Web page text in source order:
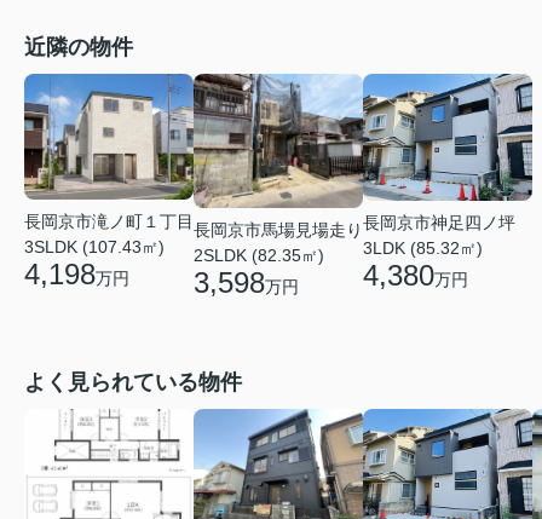
近隣の物件
長岡京市滝ノ町１丁目
3SLDK (107.43㎡)
4,198万円
長岡京市馬場見場走り
2SLDK (82.35㎡)
3,598万円
長岡京市神足四ノ坪
3LDK (85.32㎡)
4,380万円
よく見られている物件